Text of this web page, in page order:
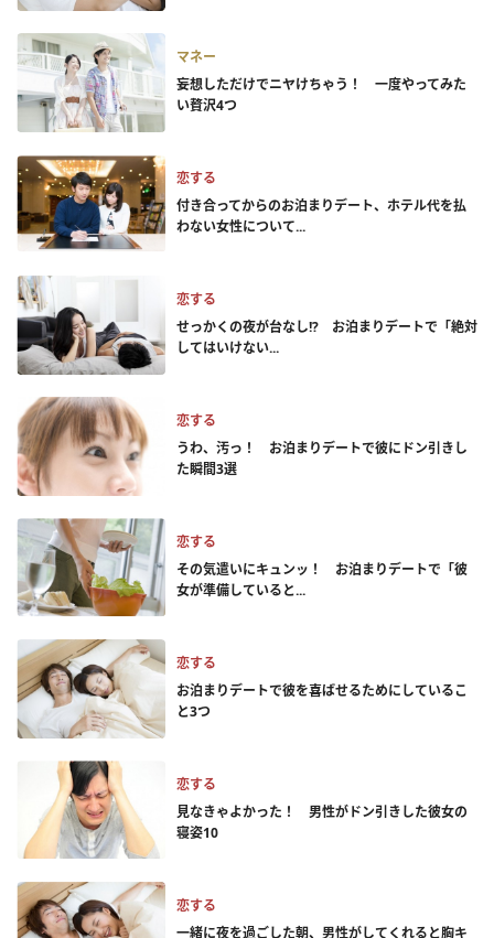
マネー
妄想しただけでニヤけちゃう！ 一度やってみた
い贅沢4つ
恋する
付き合ってからのお泊まりデート、ホテル代を払
わない女性について...
恋する
せっかくの夜が台なし!? お泊まりデートで「絶対
してはいけない...
恋する
うわ、汚っ！ お泊まりデートで彼にドン引きし
た瞬間3選
恋する
その気遣いにキュンッ！ お泊まりデートで「彼
女が準備していると...
恋する
お泊まりデートで彼を喜ばせるためにしているこ
と3つ
恋する
見なきゃよかった！ 男性がドン引きした彼女の
寝姿10
恋する
一緒に夜を過ごした朝、男性がしてくれると胸キ